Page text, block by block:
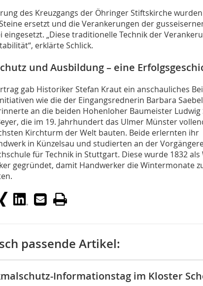
des Kreuzgangs der Öhringer Stiftskirche
ersetzt und die Verankerungen der
eingesetzt. „Diese traditionelle Technik der
erklärte Schlick.
und Ausbildung – eine
gab Historiker Stefan Kraut ein anschauliches
wie die der Eingangsrednerin Barbara
an die beiden Hohenloher Baumeister Ludwig
die im 19. Jahrhundert das Ulmer Münster
Kirchturm der Welt bauten. Beide erlernten ihr
in Künzelsau und studierten an der
für Technik in Stuttgart. Diese wurde 1832
gegründet, damit Handwerker die Wintermonate
passende Artikel:
Informationstag im Kloster